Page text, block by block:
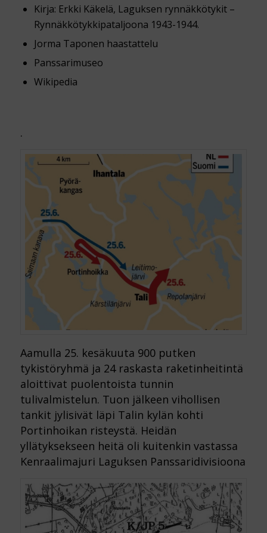
Kirja: Erkki Käkelä, Laguksen rynnäkkötykit –
Rynnäkkötykkipataljoona 1943-1944.
Jorma Taponen haastattelu
Panssarimuseo
Wikipedia
.
Aamulla 25. kesäkuuta 900 putken
tykistöryhmä ja 24 raskasta raketinheitintä
aloittivat puolentoista tunnin
tulivalmistelun. Tuon jälkeen vihollisen
tankit jylisivät läpi Talin kylän kohti
Portinhoikan risteystä. Heidän
yllätyksekseen heitä oli kuitenkin vastassa
Kenraalimajuri Laguksen Panssaridivisioona